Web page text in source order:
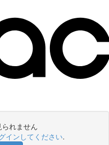
れません
インしてください.